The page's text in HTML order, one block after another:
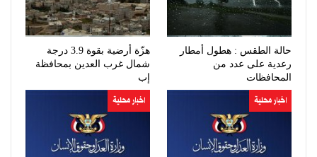
حالة الطقس : هطول أمطار
رعدية على عدد من
المحافظات
هزّة أرضية بقوة 3.9 درجة
شمال غرب العدين بمحافظة
إب
اخبار محلية اخبار محلية